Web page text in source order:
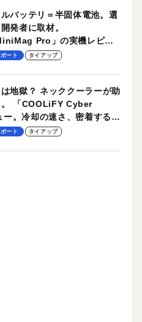
バッテリ＝半固体電池。選
発者に取材。
Pro」の実機レビュ
ート タイアップ
地獄？ ネッククーラーが助
。 「COOLiFY Cyber
。冷却の速さ、密着する冷
ンプルな操作性がグッド！
ート タイアップ